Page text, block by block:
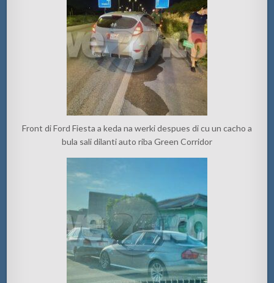
Front di Ford Fiesta a keda na werki despues di cu un cacho a
bula sali dilanti auto riba Green Corridor